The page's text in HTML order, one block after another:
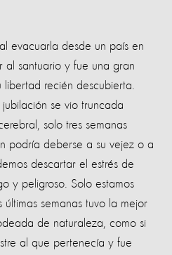
evacuarla desde un país en
al santuario y fue una gran
recién descubierta.
se vio truncada
solo tres semanas
podría deberse a su vejez o a
descartar el estrés de
y peligroso. Solo estamos
semanas tuvo la mejor
de naturaleza, como si
al que pertenecía y fue